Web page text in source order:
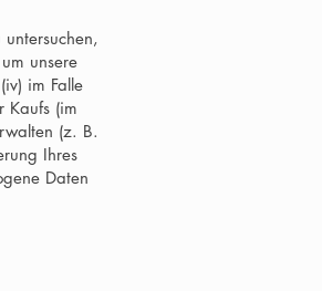
unsere
im Falle
Kaufs (im
(z. B.
Ihres
Daten